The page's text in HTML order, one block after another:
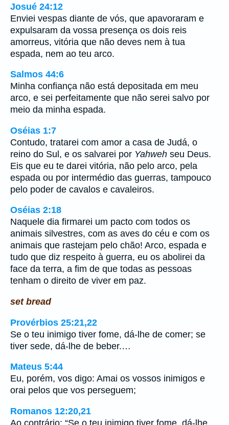
Josué 24:12
Enviei vespas diante de vós, que apavoraram e
expulsaram da vossa presença os dois reis
amorreus, vitória que não deves nem à tua
espada, nem ao teu arco.
Salmos 44:6
Minha confiança não está depositada em meu
arco, e sei perfeitamente que não serei salvo por
meio da minha espada.
Oséias 1:7
Contudo, tratarei com amor a casa de Judá, o
reino do Sul, e os salvarei por Yahweh seu Deus.
Eis que eu te darei vitória, não pelo arco, pela
espada ou por intermédio das guerras, tampouco
pelo poder de cavalos e cavaleiros.
Oséias 2:18
Naquele dia firmarei um pacto com todos os
animais silvestres, com as aves do céu e com os
animais que rastejam pelo chão! Arco, espada e
tudo que diz respeito à guerra, eu os abolirei da
face da terra, a fim de que todas as pessoas
tenham o direito de viver em paz.
set bread
Provérbios 25:21,22
Se o teu inimigo tiver fome, dá-lhe de comer; se
tiver sede, dá-lhe de beber.…
Mateus 5:44
Eu, porém, vos digo: Amai os vossos inimigos e
orai pelos que vos perseguem;
Romanos 12:20,21
Ao contrário: “Se o teu inimigo tiver fome, dá-lhe